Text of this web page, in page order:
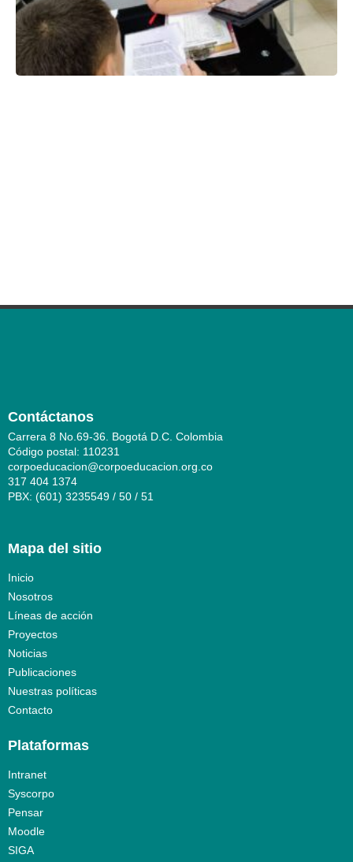
Contáctanos
Carrera 8 No.69-36. Bogotá D.C. Colombia
Código postal: 110231
corpoeducacion@corpoeducacion.org.co
317 404 1374
PBX: (601) 3235549 / 50 / 51
Mapa del sitio
Inicio
Nosotros
Líneas de acción
Proyectos
Noticias
Publicaciones
Nuestras políticas
Contacto
Plataformas
Intranet
Syscorpo
Pensar
Moodle
SIGA